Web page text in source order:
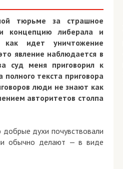
тюрьме за страшное
концепцию либерала и
как идет уничтожение
явление наблюдается в
суд меня приговорил к
текста приговора
люди не знают как
авторитетов столпа
духи почувствовали
обычно делают — в виде